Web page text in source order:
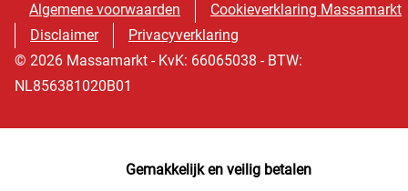
Algemene voorwaarden
Cookieverklaring Massamarkt
Disclaimer
Privacyverklaring
© 2026 Massamarkt - KvK: 66065038 - BTW:
NL856381020B01
Gemakkelijk en veilig betalen